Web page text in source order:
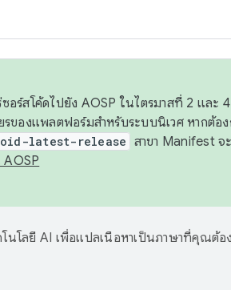
อร์สโค้ดไปยัง AOSP ในไตรมาสที่ 2 และ
ของแพลตฟอร์มสำหรับระบบนิเวศ หากต้อ
latest-release สาขา Manifest จ
AOSP
นโลยี AI เพื่อแปลเนื้อหาเป็นภาษาที่คุณต้อง